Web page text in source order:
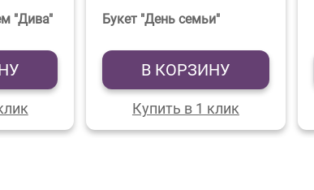
"Дива" Букет "День семьи"
В КОРЗИНУ
Купить в 1 клик